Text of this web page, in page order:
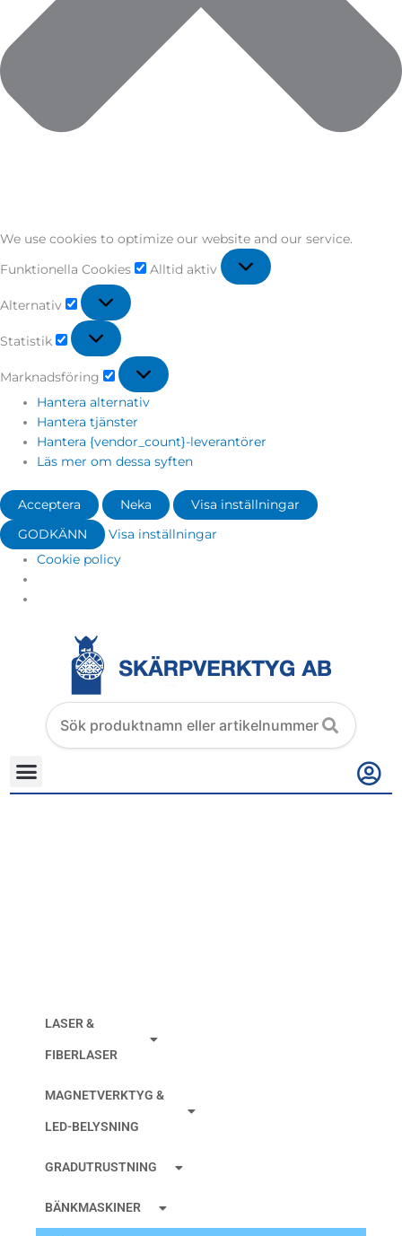
We use cookies to optimize our website and our service.
Funktionella Cookies Alltid aktiv
Alternativ
Statistik
Marknadsföring
Hantera alternativ
Hantera tjänster
Hantera {vendor_count}-leverantörer
Läs mer om dessa syften
Acceptera Neka Visa inställningar
GODKÄNN
Visa inställningar
Cookie policy
Search
products
LASER &
FIBERLASER
MAGNETVERKTYG &
LED-BELYSNING
GRADUTRUSTNING
BÄNKMASKINER